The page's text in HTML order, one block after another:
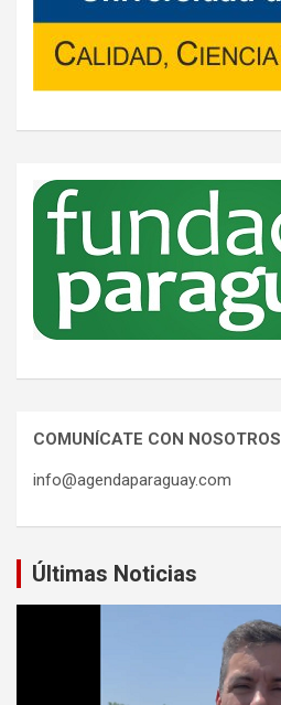
COMUNÍCATE CON NOSOTROS
info@agendaparaguay.com
Últimas Noticias